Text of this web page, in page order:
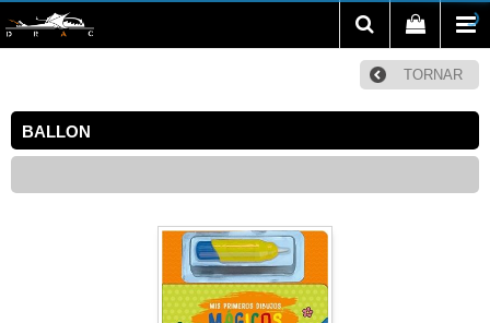
TORNAR
BALLON